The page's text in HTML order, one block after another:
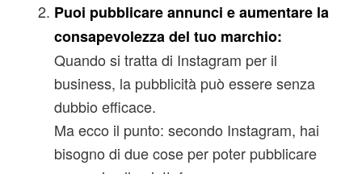
Puoi pubblicare annunci e aumentare la
consapevolezza del tuo marchio:
Quando si tratta di Instagram per il
business, la pubblicità può essere senza
dubbio efficace.
Ma ecco il punto: secondo Instagram, hai
bisogno di due cose per poter pubblicare